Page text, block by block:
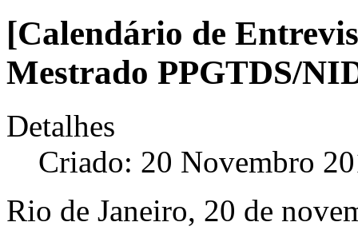
[Calendário de
Mestrado PPGTDS/
Detalhes
Criado: 20 Novembro
Rio de Janeiro, 20 de